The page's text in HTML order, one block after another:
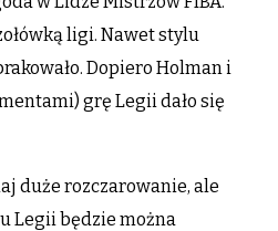
ligi. Nawet stylu
Dopiero Holman i
grę Legii dało się
duże rozczarowanie, ale
Legii będzie można